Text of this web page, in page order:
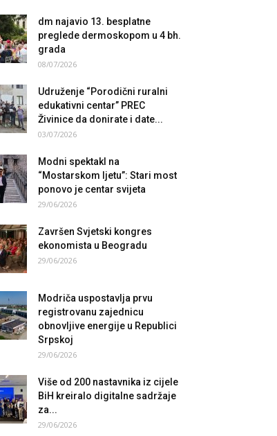
dm najavio 13. besplatne
preglede dermoskopom u 4 bh.
grada
08/07/2026
Udruženje “Porodični ruralni
edukativni centar” PREC
Živinice da donirate i date...
03/07/2026
Modni spektakl na
“Mostarskom ljetu”: Stari most
ponovo je centar svijeta
29/06/2026
Završen Svjetski kongres
ekonomista u Beogradu
29/06/2026
Modriča uspostavlja prvu
registrovanu zajednicu
obnovljive energije u Republici
Srpskoj
29/06/2026
Više od 200 nastavnika iz cijele
BiH kreiralo digitalne sadržaje
za...
29/06/2026